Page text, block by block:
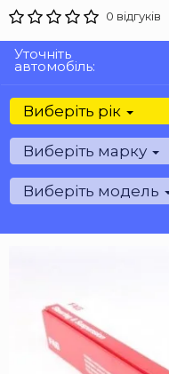
0 відгуків
Уточніть
автомобіль:
Виберіть рік
Виберіть марку
Виберіть модель